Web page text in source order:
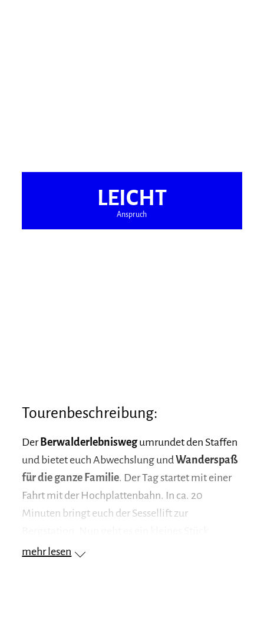
LEICHT
Anspruch
Tourenbeschreibung:
DerBerwalderlebniswegumrundet den Staffen
und bietet euch Abwechslung undWanderspaß
für die ganze Familie. Der Tag startet mit einer
Fahrt mit der Hochplattenbahn. In ca. 20
Minuten bringt euch der Sessellift zur
bergauf, bis ihr den steigungsarmen Rundweg
mehr lesen